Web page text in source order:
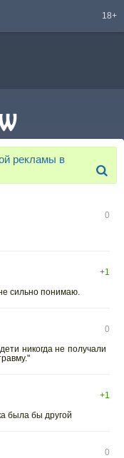
18+
рекламы в
0
+1
сильно понимаю.
0
никогда не получали
+1
была бы другой
0